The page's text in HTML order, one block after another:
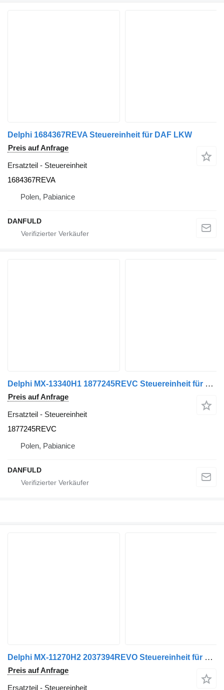
Delphi 1684367REVA Steuereinheit für DAF LKW
Preis auf Anfrage
Ersatzteil - Steuereinheit
1684367REVA
Polen, Pabianice
DANFULD
Delphi MX-13340H1 1877245REVC Steuereinheit für DAF LKW
Preis auf Anfrage
Ersatzteil - Steuereinheit
1877245REVC
Polen, Pabianice
DANFULD
Delphi MX-11270H2 2037394REVO Steuereinheit für DAF LKW
Preis auf Anfrage
Ersatzteil - Steuereinheit